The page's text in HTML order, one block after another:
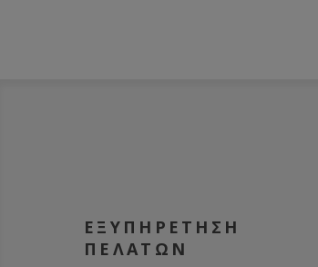
ΕΞΥΠΗΡΕΤΗΣΗ
ΠΕΛΑΤΩΝ